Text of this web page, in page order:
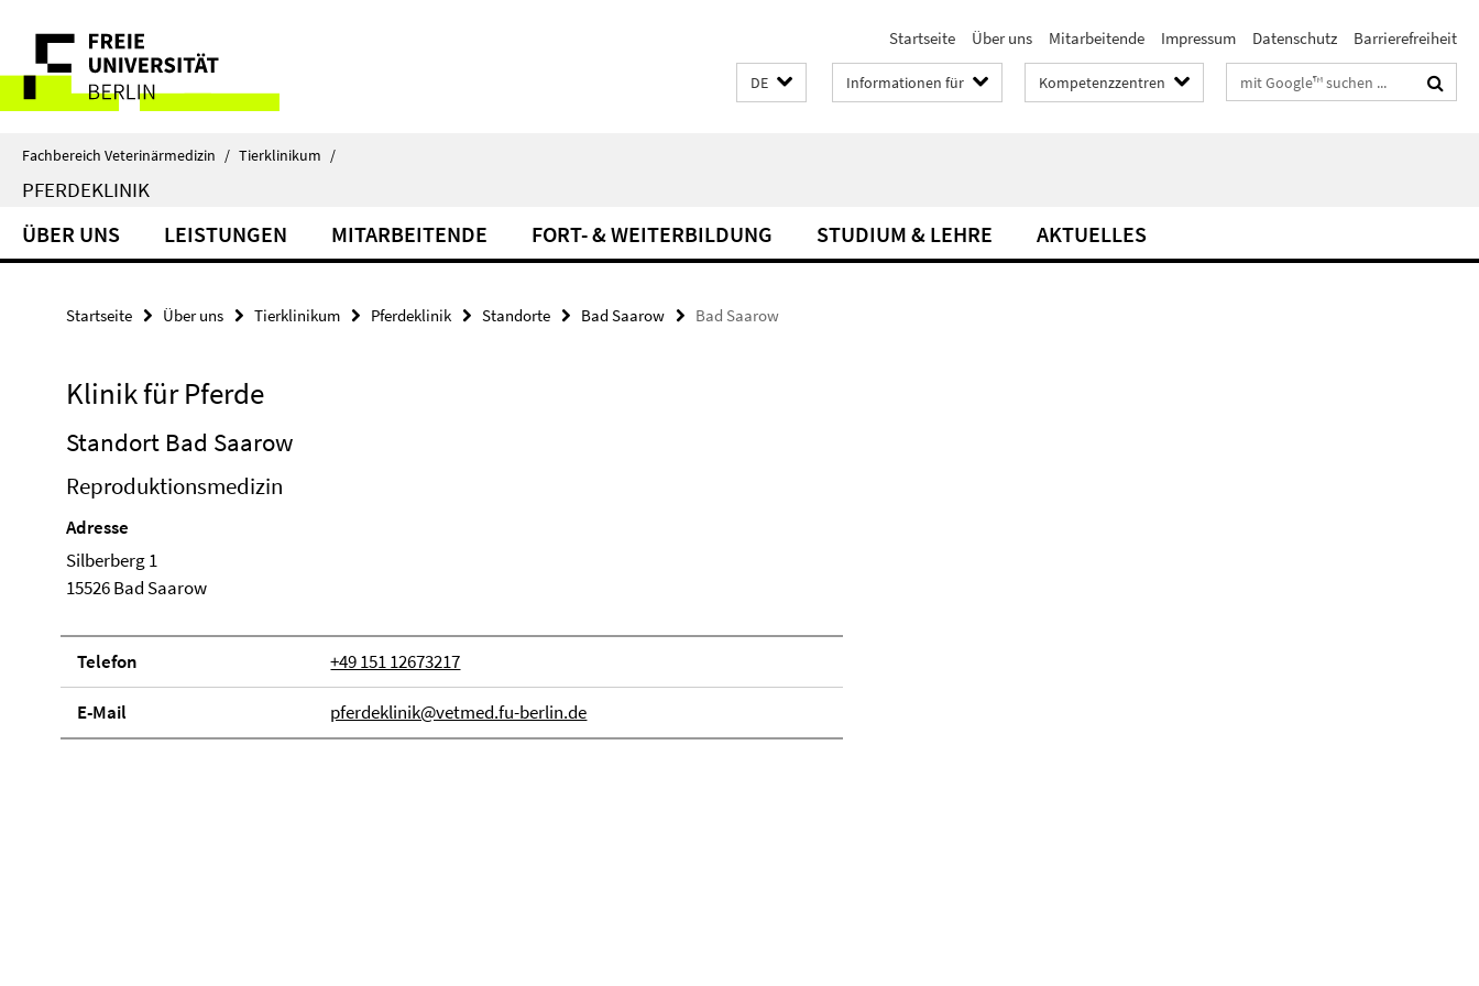
direkt
Inhalt
Service-
Navigation
Startseite Über uns Mitarbeitende Impressum Datenschutz Barrierefreiheit
DE Informationen für Kompetenzzentren Suchbegriffe
Fachbereich Veterinärmedizin / Tierklinikum /
PFERDEKLINIK
ÜBER UNS LEISTUNGEN MITARBEITENDE FORT- & WEITERBILDUNG STUDIUM & LEHRE AKTUELLES
Startseite Über uns Tierklinikum Pferdeklinik Standorte Bad Saarow Bad Saarow
Klinik für Pferde
Standort Bad Saarow
Reproduktionsmedizin
Adresse
Silberberg 1
15526 Bad Saarow
Telefon +49 151 12673217
E-Mail pferdeklinik@vetmed.fu-berlin.de